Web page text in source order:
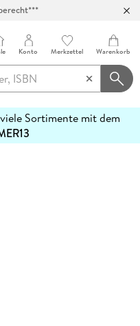
Konto Merkzettel Warenkorb
Sortimente mit dem